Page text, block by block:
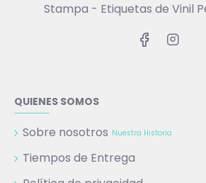
Stampa - Etiquetas de Vinil
QUIENES SOMOS
Sobre nosotros Nuestra Historia
Tiempos de Entrega